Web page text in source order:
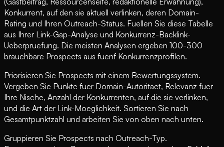
Konkurrent, auf den sie aktuell verlinken, deren Domain-
Rating und Ihren Outreach-Status. Fuellen Sie diese Tabelle
aus Ihrer Link-Gap-Analyse und Konkurrenz-Backlink-
Ueberpruefung. Die meisten Analysen ergeben 100-300
brauchbare Prospects aus fuenf Konkurrenzprofilen.
Priorisieren Sie Prospects mit einem Bewertungssystem.
Vergeben Sie Punkte fuer Domain-Autoritaet, Relevanz fuer
Ihre Nische, Anzahl der Konkurrenten, auf die sie verlinken,
und die Art der Link-Moeglichkeit. Sortieren Sie nach
Gesamtpunktzahl und arbeiten Sie von oben nach unten.
Gruppieren Sie Prospects nach Outreach-Typ.